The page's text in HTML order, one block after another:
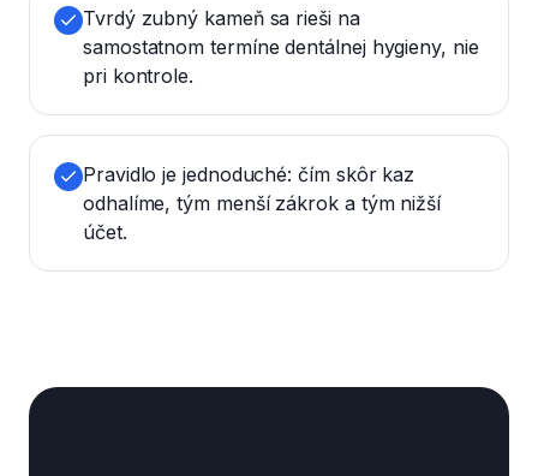
Tvrdý zubný kameň sa rieši na
samostatnom termíne dentálnej hygieny, nie
pri kontrole.
Pravidlo je jednoduché: čím skôr kaz
odhalíme, tým menší zákrok a tým nižší
účet.